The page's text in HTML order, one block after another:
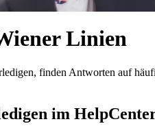
Linien
finden Antworten auf
im